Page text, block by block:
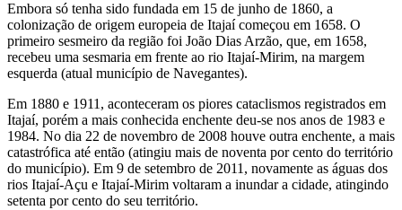
Embora só tenha sido fundada em 15 de junho de 1860, a
colonização de origem europeia de Itajaí começou em 1658. O
primeiro sesmeiro da região foi João Dias Arzão, que, em 1658,
recebeu uma sesmaria em frente ao rio Itajaí-Mirim, na margem
esquerda (atual município de Navegantes).
Em 1880 e 1911, aconteceram os piores cataclismos registrados em
Itajaí, porém a mais conhecida enchente deu-se nos anos de 1983 e
1984. No dia 22 de novembro de 2008 houve outra enchente, a mais
catastrófica até então (atingiu mais de noventa por cento do território
do município). Em 9 de setembro de 2011, novamente as águas dos
rios Itajaí-Açu e Itajaí-Mirim voltaram a inundar a cidade, atingindo
setenta por cento do seu território.